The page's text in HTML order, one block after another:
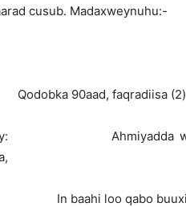
cusub. Madaxweynuhu:-
90aad, faqradiisa (2)aad
Ahmiyadda wayn
baahi loo qabo buuxinta